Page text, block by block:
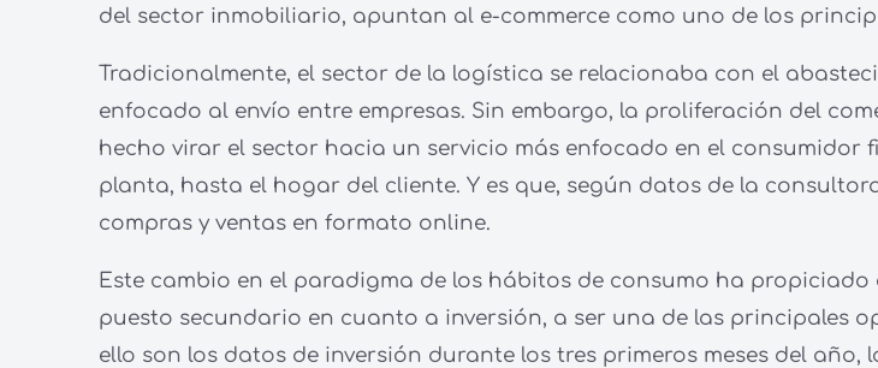
del sector inmobiliario, apuntan al e-commerce como uno de los
Tradicionalmente, el sector de la logística se relacionaba con el
enfocado al envío entre empresas. Sin embargo, la proliferación del
hecho virar el sector hacia un servicio más enfocado en el
planta, hasta el hogar del cliente. Y es que, según datos de la
compras y ventas en formato online.
Este cambio en el paradigma de los hábitos de consumo ha
puesto secundario en cuanto a inversión, a ser una de las principales
ello son los datos de inversión durante los tres primeros meses del